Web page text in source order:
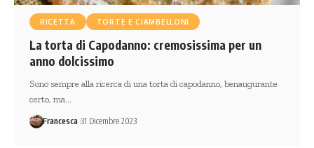
RICETTA TORTE E CIAMBELLONI
La torta di Capodanno: cremosissima per un
anno dolcissimo
Sono sempre alla ricerca di una torta di capodanno, benaugurante
certo, ma…
Francesca 31 Dicembre 2023